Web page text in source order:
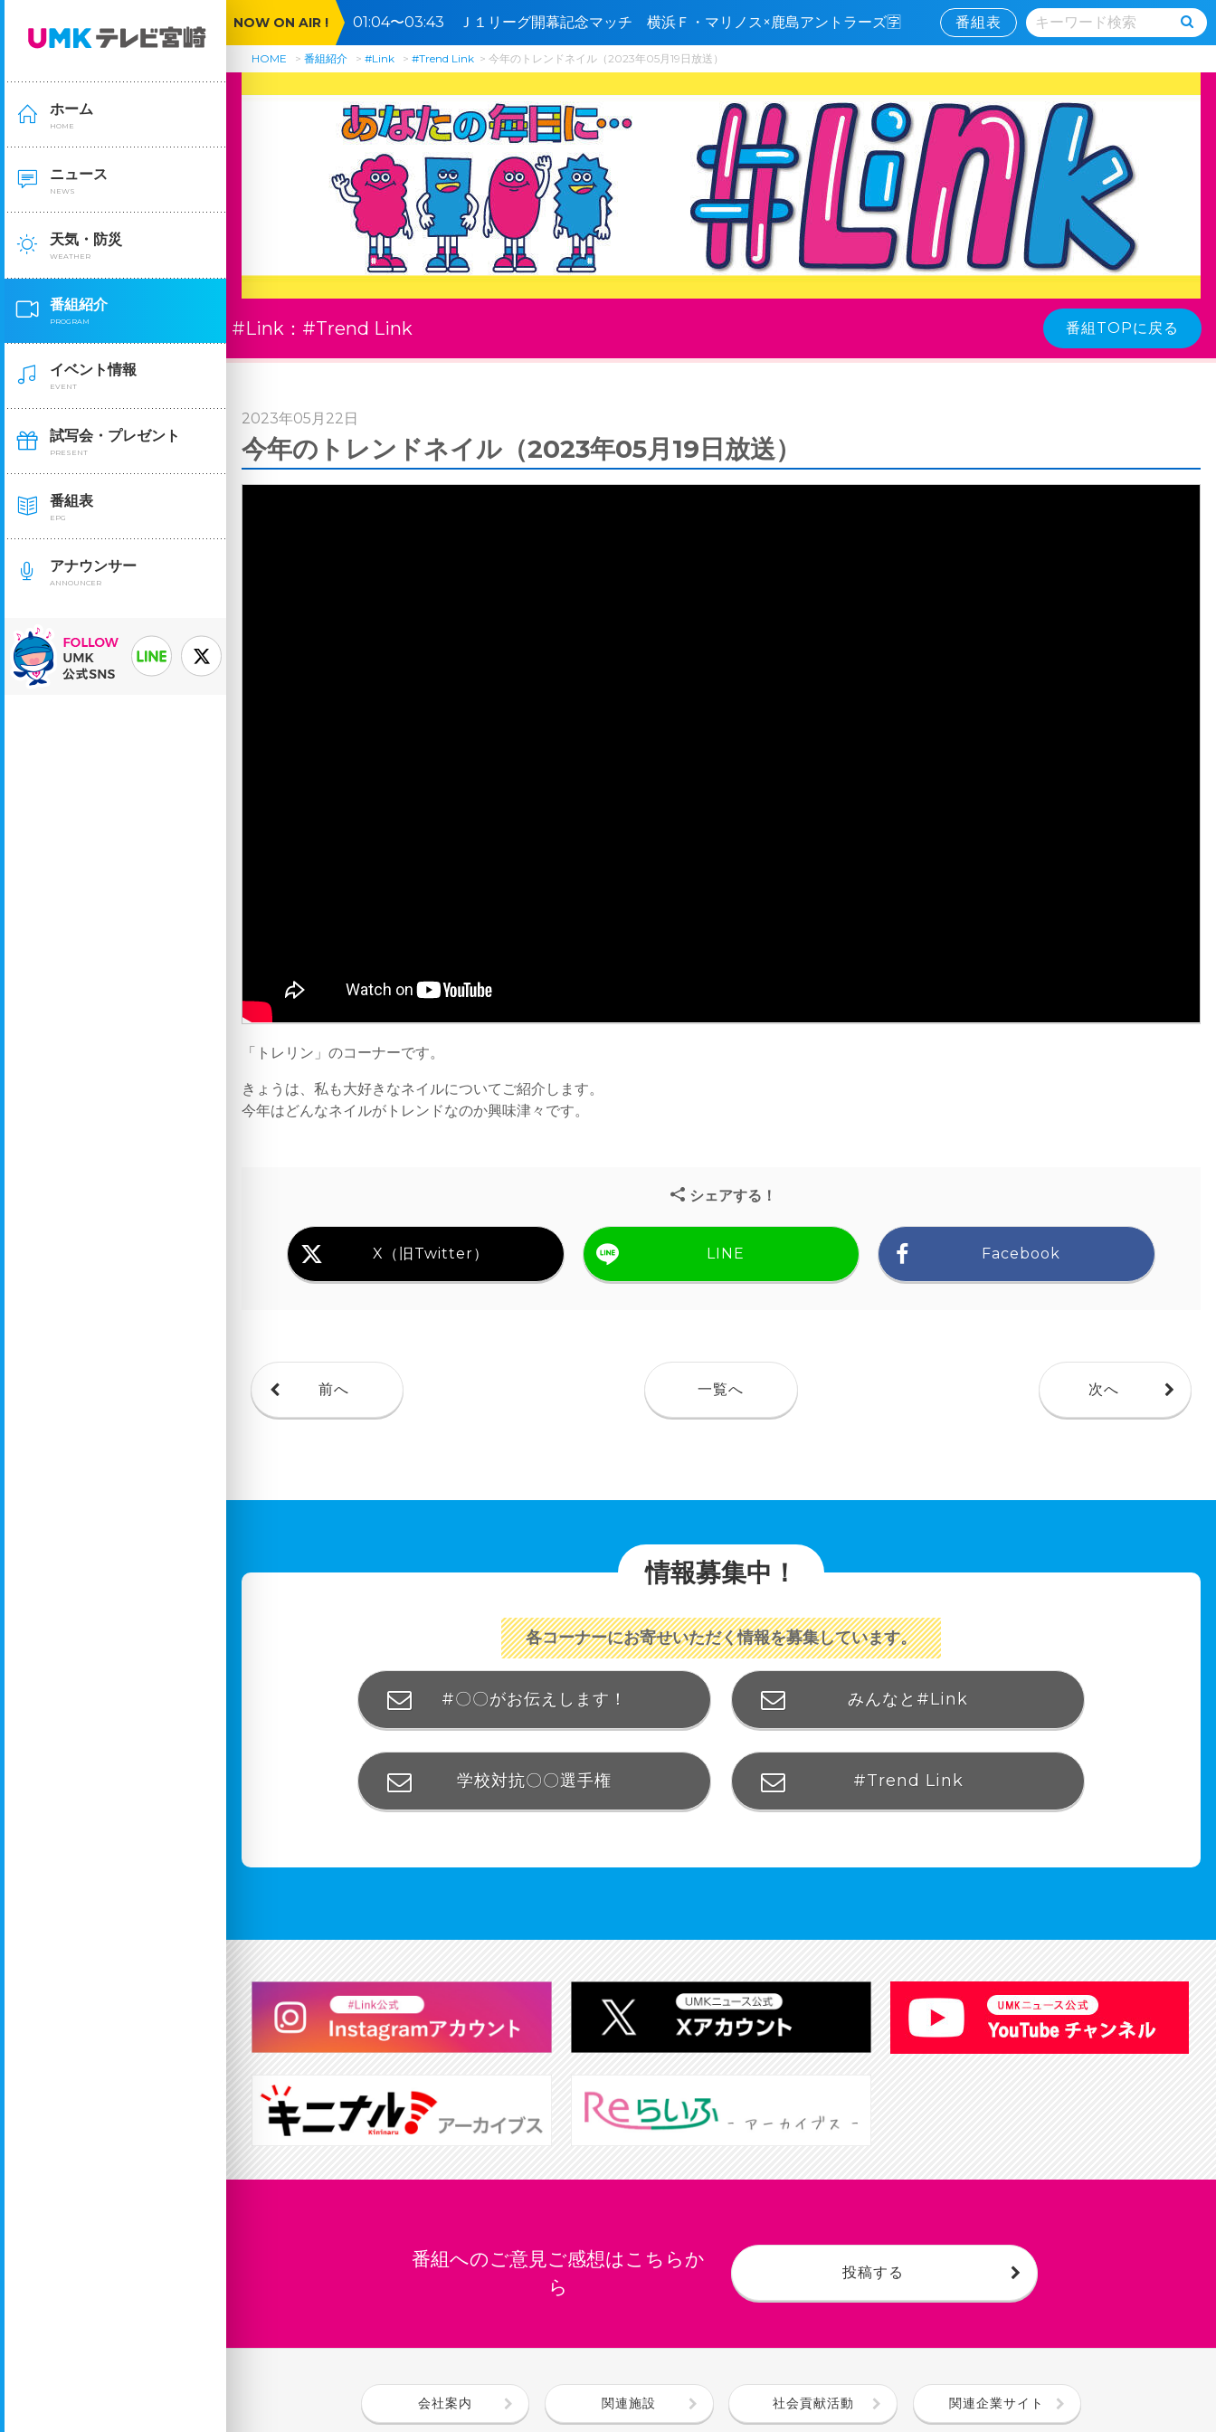
ホーム
HOME
ニュース
NEWS
天気・防災
WEATHER
番組紹介
PROGRAM
イベント情報
EVENT
試写会・プレゼント
PRESENT
番組表
EPG
アナウンサー
ANNOUNCER
NOW ON AIR ! 01:04〜03:43 Ｊ１リーグ開幕記念マッチ 横浜Ｆ・マリノス×鹿島アントラーズ🈑 番組表
HOME 番組紹介 #Link #Trend Link 今年のトレンドネイル（2023年05月19日放送）
#Link： #Trend Link 番組TOPに戻る
2023年05月22日
今年のトレンドネイル（2023年05月19日放送）
「トレリン」のコーナーです。
きょうは、私も大好きなネイルについてご紹介します。
今年はどんなネイルがトレンドなのか興味津々です。
シェアする！
X（旧Twitter） LINE Facebook
前へ 一覧へ 次へ
情報募集中！
各コーナーにお寄せいただく情報を募集しています。
#〇〇がお伝えします！ みんなと#Link
学校対抗〇〇選手権 #Trend Link
番組へのご意見ご感想はこちらか
ら
投稿する
会社案内 関連施設 社会貢献活動 関連企業サイト